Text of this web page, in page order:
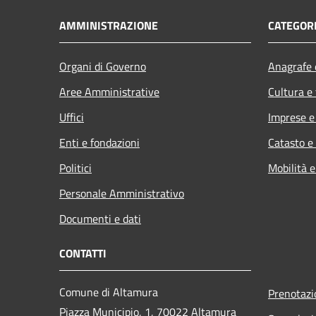
AMMINISTRAZIONE
Organi di Governo
Aree Amministrative
Uffici
Enti e fondazioni
Politici
Personale Amministrativo
Documenti e dati
Cultura
Imprese
Catasto
Mobilità
CONTATTI
Comune di Altamura
Piazza Municipio, 1, 70022 Altamura